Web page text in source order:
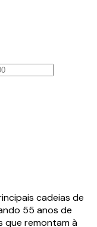
cadeias de
55 anos de
que remontam à